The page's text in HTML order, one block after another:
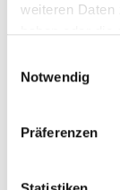
weiteren Daten
Cookies, wenn
Notwendig
Präferenzen